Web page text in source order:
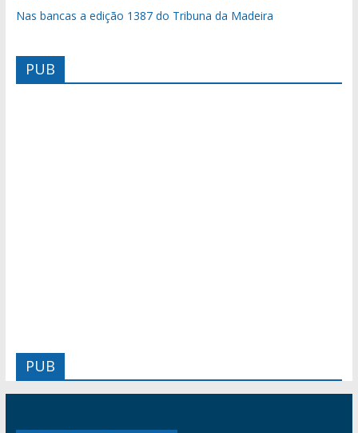
Nas bancas a edição 1387 do Tribuna da Madeira
PUB
PUB